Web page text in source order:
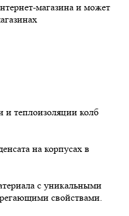
магазина и может
и теплоизоляции колб
на корпусах в
с уникальными
свойствами.